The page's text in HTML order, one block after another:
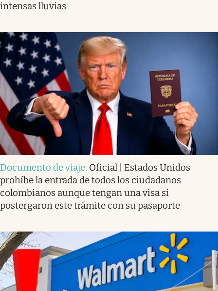
intensas lluvias
Documento de viaje. Oficial | Estados Unidos
prohíbe la entrada de todos los ciudadanos
colombianos aunque tengan una visa si
postergaron este trámite con su pasaporte